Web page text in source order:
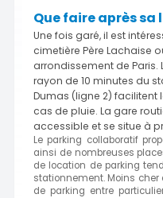
Que faire après
Une fois garé, il est
cimetière Père Lachaise
arrondissement de Paris.
rayon de 10 minutes du
Dumas (ligne 2)
cas de pluie. La gare
accessible et se situe à
Le parking collaboratif
ainsi de nombreuses
de location de parking
stationnement. Moins cher
de parking entre